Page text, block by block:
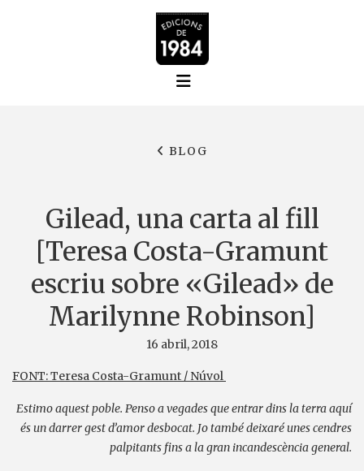
BLOG
Gilead, una carta al fill
[Teresa Costa-Gramunt
escriu sobre «Gilead» de
Marilynne Robinson]
16 abril, 2018
FONT: Teresa Costa-Gramunt / Núvol
Estimo aquest poble. Penso a vegades que entrar dins la terra aquí
és un darrer gest d’amor desbocat. Jo també deixaré unes cendres
palpitants fins a la gran incandescència general.